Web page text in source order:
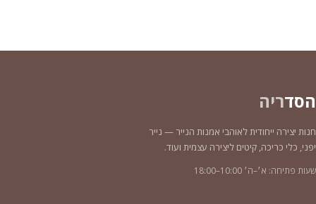
הסדריה
חנות יצירה ייחודית לאוהבי אמנות הנייר — נייר
יפני, כלי כריכה, קיטים ליצירה עצמית ועוד.
שעות פתיחה: א׳–ה׳ 10:00–18:00